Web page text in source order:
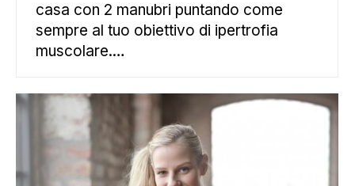
casa con 2 manubri puntando come
sempre al tuo obiettivo di ipertrofia
muscolare.…